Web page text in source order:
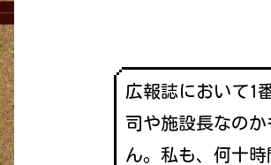
広報誌において1
司や施設長なのか
ん。私も、何十